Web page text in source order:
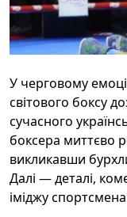
У черговому
світового боксу
сучасного
боксера миттєво
викликавши
Далі — деталі,
іміджу